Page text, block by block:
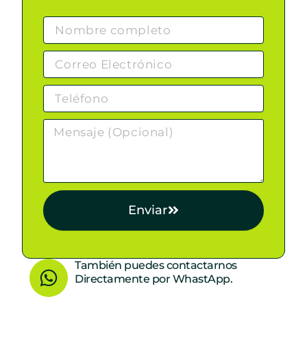
Enviar
W
h
También puedes contactarnos
Directamente por WhastApp.